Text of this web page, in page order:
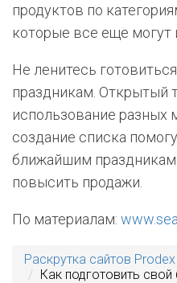
продуктов по
которые все еще могут
Не ленитесь
праздникам. Открытый
использование разных
создание списка
ближайшим
повысить продажи.
По материалам:
Раскрутка сайтов Prodex
Как подготовить